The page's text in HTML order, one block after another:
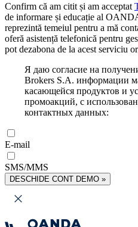
Confirm că am citit și am acceptat
de informare și educație al
reprezintă temeiul pentru a mă
oferă asistență telefonică pentru
pot dezabona de la acest serviciu
Я даю согласие на
Brokers S.A. информации
касающейся продуктов и
промоакций, с
контактных данных:
E-mail
SMS/MMS
DESCHIDE CONT DEMO »